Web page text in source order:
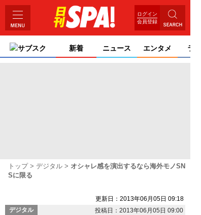
ログイン
会員登録
サブスク 新着 ニュース エンタメ ライ
トップ デジタル
オシャレ感を演出するなら海外モノSN
Sに限る
更新日：2013年06月05日 09:18
デジタル
投稿日：2013年06月05日 09:00